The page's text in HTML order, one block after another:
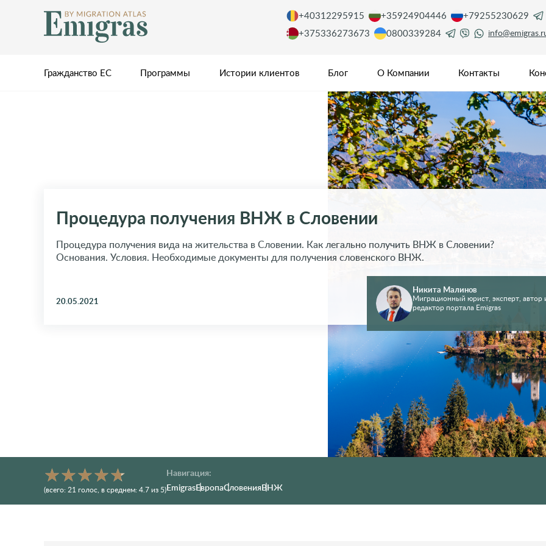
+40312295915 +35924904446
+79255230629
+375336273673
0800339284
Гражданство ЕС Программы Истории клиентов Блог О Компании Контакты
Процедура получения ВНЖ в Словении
Процедура получения вида на жительства в Словении. Как легально получить ВНЖ в Словении?
Основания. Условия. Необходимые документы для получения словенского ВНЖ.
20.05.2021
Никита Малинов
Миграционный юрист, эксперт, автор
редактор портала Emigras
(всего: 21 голос, в среднем: 4.7 из 5)
Навигация:
EmigrasЕвропаСловенияВНЖ